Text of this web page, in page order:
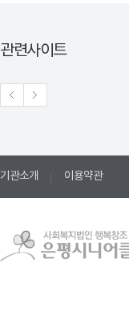
관련사이트
기관소개 이용약관